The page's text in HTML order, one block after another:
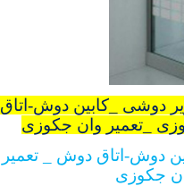
دوشی _کابین دوش-اتاق
_تعمیر وان جکوزی
دوش-اتاق دوش _ تعمیر
جکوزی